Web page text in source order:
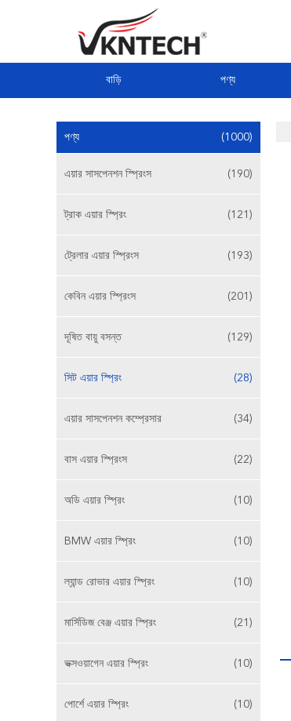
বাড়ি পণ্য
পণ্য (1000)
এয়ার সাসপেনশন স্প্রিংস (190)
ট্রাক এয়ার স্প্রিং (121)
ট্রেলার এয়ার স্প্রিংস (193)
কেবিন এয়ার স্প্রিংস (201)
দূষিত বায়ু বসন্ত (129)
সিট এয়ার স্প্রিং (28)
এয়ার সাসপেনশন কম্প্রেসার (34)
বাস এয়ার স্প্রিংস (22)
অডি এয়ার স্প্রিং (10)
BMW এয়ার স্প্রিং (10)
ল্যান্ড রোভার এয়ার স্প্রিং (10)
মার্সিডিজ বেঞ্জ এয়ার স্প্রিং (21)
ভক্সওয়াগেন এয়ার স্প্রিং (10)
পোর্শে এয়ার স্প্রিং (10)